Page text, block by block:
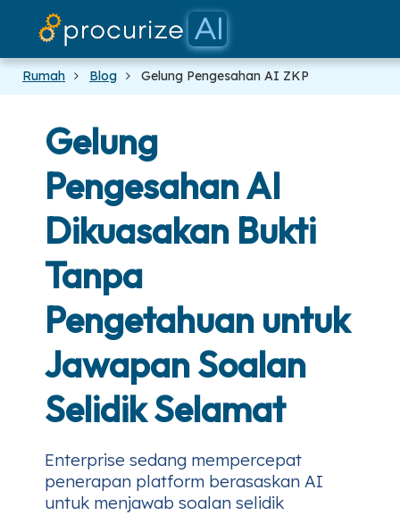
platform
Harga
Dokumen
blog
Rakan Kongsi
Rumah Blog Gelung Pengesahan AI ZKP
Gelung
Pengesahan AI
Dikuasakan Bukti
Tanpa
Pengetahuan untuk
Jawapan Soalan
Selidik Selamat
Enterprise sedang mempercepat
penerapan platform berasaskan AI
untuk menjawab soalan selidik